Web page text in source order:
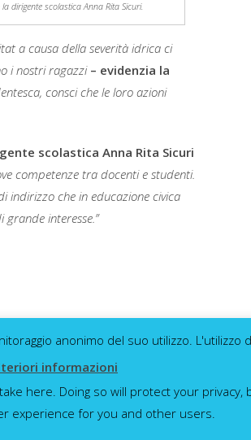
dirigente scolastica Anna Rita Sicuri.
a causa della severità idrica ci
i nostri ragazzi – evidenzia la
consci che le loro azioni
scolastica Anna Rita Sicuri
competenze tra docenti e studenti.
indirizzo che in educazione civica
interesse.”
anonimo del suo utilizzo. L'utilizzo
informazioni
here. Doing so will protect your
experience for you and other users.